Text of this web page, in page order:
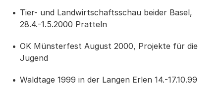
Tier- und Landwirtschaftsschau beider Basel,
28.4.-1.5.2000 Pratteln
OK Münsterfest August 2000, Projekte für die
Jugend
Waldtage 1999 in der Langen Erlen 14.-17.10.99